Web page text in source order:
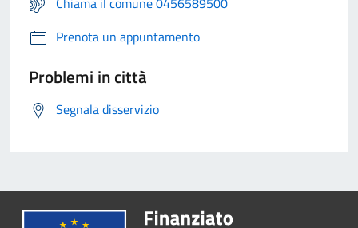
Prenota un appuntamento
Problemi in città
Segnala disservizio